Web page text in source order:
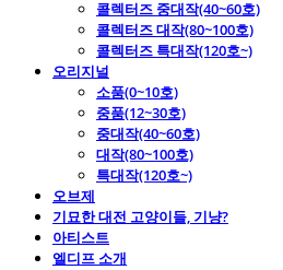
콜렉터즈 중대작(40~60호)
콜렉터즈 대작(80~100호)
콜렉터즈 특대작(120호~)
오리지널
소품(0~10호)
중품(12~30호)
중대작(40~60호)
대작(80~100호)
특대작(120호~)
오브제
기묘한 대전 고양이들, 기냥?
아티스트
엘디프 소개